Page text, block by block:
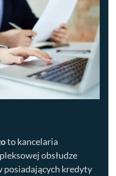
to kancelaria
obsłudze
kredyty